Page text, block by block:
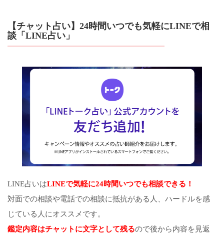
【チャット占い】24時間いつでも気軽にLINEで相
談「LINE占い」
LINE占いはLINEで気軽に24時間いつでも相談できる！
対面での相談や電話での相談に抵抗がある人、ハードルを感
じている人にオススメです。
鑑定内容はチャットに文字として残るので後から内容を見返